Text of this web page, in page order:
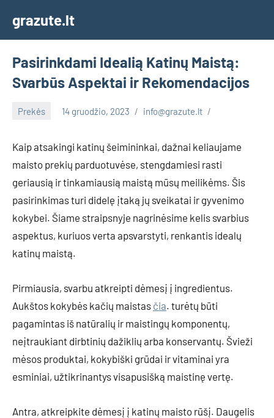
content
grazute.lt
Pasirinkdami Idealią Katinų Maistą:
Svarbūs Aspektai ir Rekomendacijos
Prekės 14 gruodžio, 2023 info@grazute.lt
Kaip atsakingi katinų šeimininkai, dažnai keliaujame
maisto prekių parduotuvėse, stengdamiesi rasti
geriausią ir tinkamiausią maistą mūsų meilikėms. Šis
pasirinkimas turi didelę įtaką jų sveikatai ir gyvenimo
kokybei. Šiame straipsnyje nagrinėsime kelis svarbius
aspektus, kuriuos verta apsvarstyti, renkantis idealų
katinų maistą.
Pirmiausia, svarbu atkreipti dėmesį į ingredientus.
Aukštos kokybės kačių maistas čia. turėtų būti
pagamintas iš natūralių ir maistingų komponentų,
neįtraukiant dirbtinių dažiklių arba konservantų. Švieži
mėsos produktai, kokybiški grūdai ir vitaminai yra
esminiai, užtikrinantys visapusišką maistinę vertę.
Antra, atkreipkite dėmesį į katinų maisto rūšį. Daugelis